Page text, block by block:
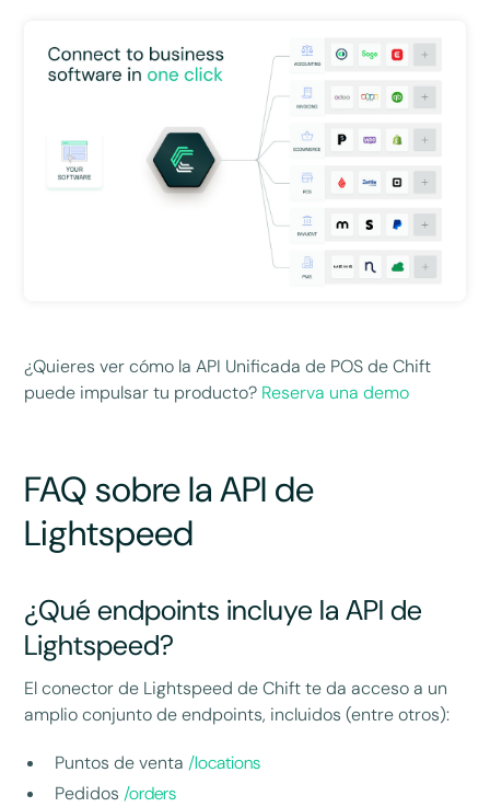
¿Quieres ver cómo la API Unificada de POS de Chift
puede impulsar tu producto? Reserva una demo
FAQ sobre la API de
Lightspeed
¿Qué endpoints incluye la API de
Lightspeed?
El conector de Lightspeed de Chift te da acceso a un
amplio conjunto de endpoints, incluidos (entre otros):
Puntos de venta/locations
Pedidos/orders